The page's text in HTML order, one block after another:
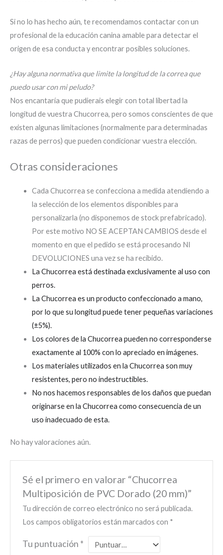
Si no lo has hecho aún, te recomendamos contactar con un
profesional de la educación canina amable para detectar el
origen de esa conducta y encontrar posibles soluciones.
¿Hay alguna normativa que limite la longitud de la correa que
puedo usar con mi peludo?
Nos encantaría que pudierais elegir con total libertad la
longitud de vuestra Chucorrea, pero somos conscientes de que
existen algunas limitaciones (normalmente para determinadas
razas de perros) que pueden condicionar vuestra elección.
Otras consideraciones
Cada Chucorrea se confecciona a medida atendiendo a
la selección de los elementos disponibles para
personalizarla (no disponemos de stock prefabricado).
Por este motivo NO SE ACEPTAN CAMBIOS desde el
momento en que el pedido se está procesando NI
DEVOLUCIONES una vez se ha recibido.
La Chucorrea está destinada exclusivamente al uso con
perros.
La Chucorrea es un producto confeccionado a mano,
por lo que su longitud puede tener pequeñas variaciones
(±5%).
Los colores de la Chucorrea pueden no corresponderse
exactamente al 100% con lo apreciado en imágenes.
Los materiales utilizados en la Chucorrea son muy
resistentes, pero no indestructibles.
No nos hacemos responsables de los daños que puedan
originarse en la Chucorrea como consecuencia de un
uso inadecuado de esta.
No hay valoraciones aún.
Sé el primero en valorar “Chucorrea
Multiposición de PVC Dorado (20 mm)”
Tu dirección de correo electrónico no será publicada.
Los campos obligatorios están marcados con *
Tu puntuación *